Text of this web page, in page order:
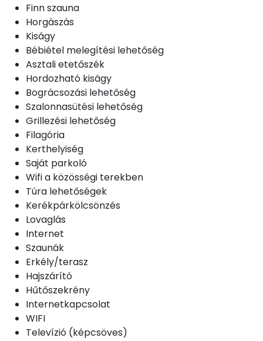
Finn szauna
Horgászás
Kiságy
Bébiétel melegítési lehetőség
Asztali etetőszék
Hordozható kiságy
Bográcsozási lehetőség
Szalonnasütési lehetőség
Grillezési lehetőség
Filagória
Kerthelyiség
Saját parkoló
Wifi a közösségi terekben
Túra lehetőségek
Kerékpárkölcsönzés
Lovaglás
Internet
Szaunák
Erkély/terasz
Hajszárító
Hűtőszekrény
Internetkapcsolat
WIFI
Televízió (képcsöves)